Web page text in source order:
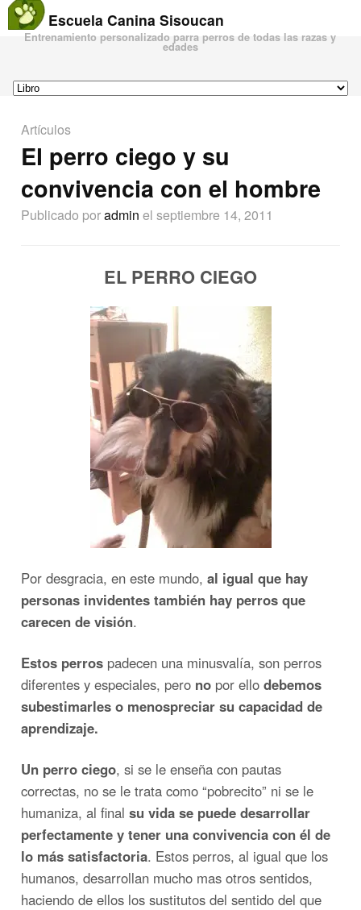
Escuela Canina Sisoucan
Entrenamiento personalizado parra perros de todas las razas y
edades
Artículos
El perro ciego y su
convivencia con el hombre
Publicado poradmin el septiembre 14, 2011
EL PERRO CIEGO
Por desgracia, en este mundo, al igual que hay
personas invidentes también hay perros que
carecen de visión.
Estos perros padecen una minusvalía, son perros
diferentes y especiales, pero no por ello debemos
subestimarles o menospreciar su capacidad de
aprendizaje.
Un perro ciego, si se le enseña con pautas
correctas, no se le trata como “pobrecito” ni se le
humaniza, al final su vida se puede desarrollar
perfectamente y tener una convivencia con él de
lo más satisfactoria. Estos perros, al igual que los
humanos, desarrollan mucho mas otros sentidos,
haciendo de ellos los sustitutos del sentido del que